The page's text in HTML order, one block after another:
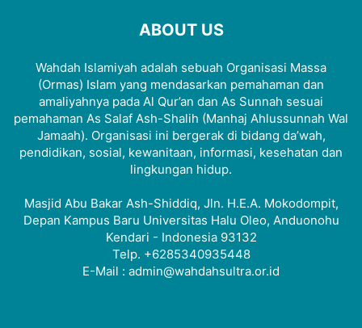
ABOUT US
Wahdah Islamiyah adalah sebuah Organisasi Massa
(Ormas) Islam yang mendasarkan pemahaman dan
amaliyahnya pada Al Qur’an dan As Sunnah sesuai
pemahaman As Salaf Ash-Shalih (Manhaj Ahlussunnah Wal
Jamaah). Organisasi ini bergerak di bidang da’wah,
pendidikan, sosial, kewanitaan, informasi, kesehatan dan
lingkungan hidup.
Masjid Abu Bakar Ash-Shiddiq, Jln. H.E.A. Mokodompit,
Depan Kampus Baru Universitas Halu Oleo, Anduonohu
Kendari - Indonesia 93132
Telp. +6285340935448
E-Mail : admin@wahdahsultra.or.id